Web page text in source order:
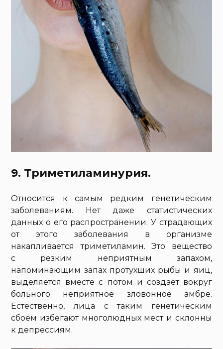
9. Триметиламинурия.
Относится к самым редким генетическим
заболеваниям. Нет даже статистических
данных о его распространении. У страдающих
от этого заболевания в организме
накапливается триметиламин. Это вещество
с резким неприятным запахом,
напоминающим запах протухших рыбы и яиц,
выделяется вместе с потом и создаёт вокруг
больного неприятное зловонное амбре.
Естественно, лица с таким генетическим
сбоём избегают многолюдных мест и склонны
к депрессиям.